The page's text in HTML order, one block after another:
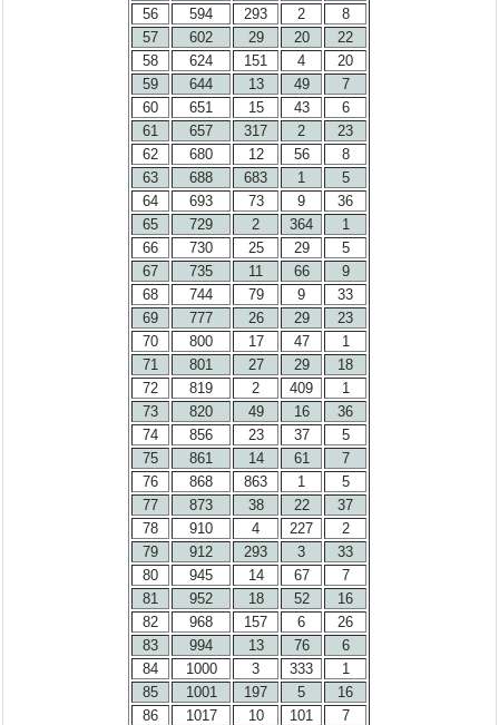
56
594 293 2
8
57
602 29 20
22
58
624 151 4
20
59
644 13 49
7
60
651 15 43
6
61
657 317 2
23
62
680 12 56
8
63
688 683 1
5
64
693 73 9
36
65
729 2 364
1
66
730 25 29
5
67
735 11 66
9
68
744 79 9
33
69
777 26 29
23
70
800 17 47
1
71
801 27 29
18
72
819 2 409
1
73
820 49 16
36
74
856 23 37
5
75
861 14 61
7
76
868 863 1
5
77
873 38 22
37
78
910 4 227
2
79
912 293 3
33
80
945 14 67
7
81
952 18 52
16
82
968 157 6
26
83
994 13 76
6
84
1000 3 333
1
85
1001 197 5
16
86
1017 10 101
7